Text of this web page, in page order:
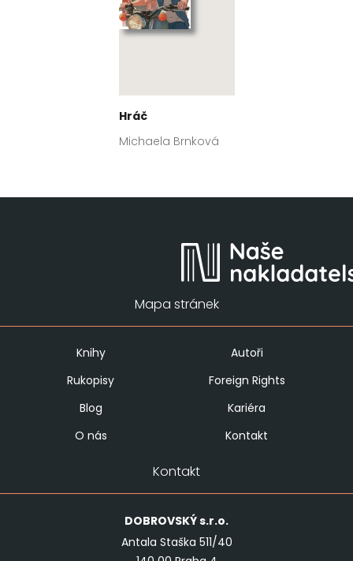
Hráč
Michaela Brnková
Mapa stránek
Knihy
Autoři
Rukopisy
Foreign Rights
Blog
Kariéra
O nás
Kontakt
Kontakt
DOBROVSKÝs.r.o.
Antala Staška 511/40